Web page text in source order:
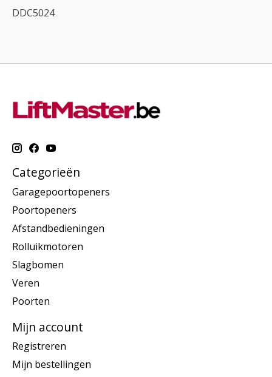
DDC5024
Categorieën
Garagepoortopeners
Poortopeners
Afstandbedieningen
Rolluikmotoren
Slagbomen
Veren
Poorten
Mijn account
Registreren
Mijn bestellingen